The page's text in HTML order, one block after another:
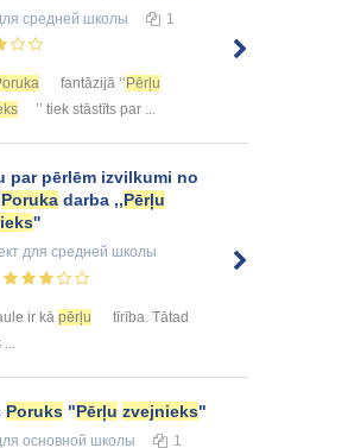
средней школы 1
fantāzijā ‘’ Pērļu
’’ tiek stāstīts par ...
par pērlēm izvilkumi no
Poruka darba ,,Pērļu
''
для средней школы
ir kā pērļu
tīrība. Tātad
...
Poruks "Pērļu zvejnieks"
основной школы 1